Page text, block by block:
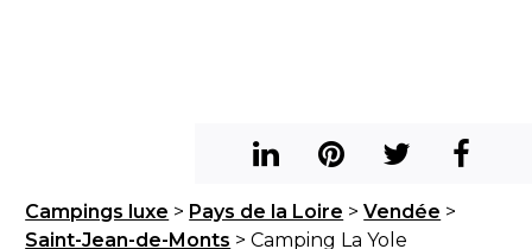
Campings luxe > Pays de la Loire >Vendée >
Saint-Jean-de-Monts > Camping La Yole